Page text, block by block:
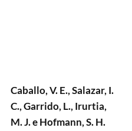
Caballo, V. E., Salazar, I.
C., Garrido, L., Irurtia,
M. J. e Hofmann, S. H.